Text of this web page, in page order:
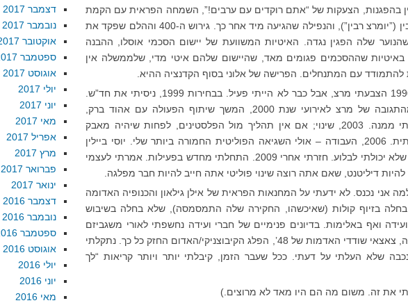
בהפגנות, הצעקות של “אתם רוקדים עם ערבים!”, השמחה הפראית עם הקמת
ממשלת רבין (”יומרצ רבין”), והנפילה שהגיעה מיד אחר כך. גירוש ה-400 וההלם שפקד את
שלה הפגין נגדה. האיטיות המשוועת של יישום הסכמי אוסלו, ההבנה
שההסכמים פגומים מאד, שהיישום שלהם איטי מדי, שלממשלה אין
להתמודד עם המתנחלים. הפרישה של אלוני בסוף הקדנציה ההיא.
בבחירות 1996 הצבעתי מרצ, אבל כבר לא הייתי פעיל. בבחירות 1999, ניסיתי את חד”ש.
האכזבה מהתגובה של מרצ לאירועי שנת 2000, המשך שיתוף הפעולה עם אהוד ברק,
הרחיקו אותי ממנה. 2003, שינוי; אם אין תהליך מול הפלסטינים, לפחות שיהיה מאבק
בכפיה הדתית. 2006, העבודה – אולי השגיאה הפוליטית החמורה ביותר שלי. יוסי ביילין
היה משהו שלא יכולתי לבלוע. חזרתי אחרי 2009. התחלתי מחדש בפעילות. אמרתי לעצמי
דיליטנט, שאם אתה רוצה שינוי פוליטי אתה חייב להיות חבר מפלגה.
אני נכנס. לא ידעתי על המחנאות הפראית של אילן גילאון והכנופיה האדומה
בזיוף קולות (שאיכשהו, החקירה שלה התמסמסה), שלא בחלה בשיבוש
ואף באלימות. בדיונים פנימיים של חברי ועידה נחשפתי לאורי משגביזם
של המפלגה, צאצאי שודדי האדמות של 48’, הפלג הקיבוצניקי/האדום החזק כל כך. נתקלתי
שלא העלתי על דעתי. ככל שעבר הזמן, קיבלתי יותר ויותר קריאות “לך
את זה. משום מה הם היו מאד לא מרוצים.)
דצמבר 2017
נובמבר 2017
אוקטובר 2017
ספטמבר 2017
אוגוסט 2017
יולי 2017
יוני 2017
מאי 2017
אפריל 2017
מרץ 2017
פברואר 2017
ינואר 2017
דצמבר 2016
נובמבר 2016
ספטמבר 2016
אוגוסט 2016
יולי 2016
יוני 2016
מאי 2016